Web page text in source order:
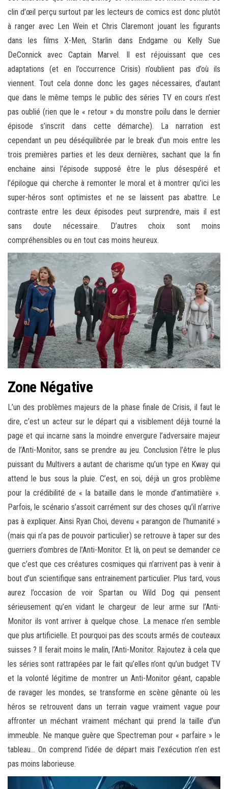
clin d’œil perçu surtout par les lecteurs de comics est donc plutôt
à ranger avec Len Wein et Chris Claremont jouant les figurants
dans les films X-Men, Starlin dans Endgame ou Kelly Sue
DeConnick avec Captain Marvel. Il est réjouissant que ces
adaptations (et en l’occurrence Crisis) n’oublient pas d’où ils
viennent. Tout cela donne donc les gages nécessaires, d’autant
que dans le même temps le public des séries TV en cours n’est
pas oublié (rien que le « retour » du monstre poilu dans le dernier
épisode s’inscrit dans cette démarche). La narration est
cependant un peu déséquilibrée par le break d’un mois entre les
trois premières parties et les deux dernières, sachant que la fin
enchaine ainsi l’épisode supposé être le plus désespéré et
l’épilogue qui cherche à remonter le moral et à montrer qu’ici les
super-héros sont optimistes et ne se laissent pas abattre. Le
contraste entre les deux épisodes peut surprendre, mais il est
sans doute nécessaire. D’autres choix sont moins
compréhensibles ou en tout cas moins heureux.
Zone Négative
L’un des problèmes majeurs de la phase finale de Crisis, il faut le
dire, c’est un acteur sur le départ qui a visiblement déjà tourné la
page et qui incarne sans la moindre envergure l’adversaire majeur
de l’Anti-Monitor, sans se prendre au jeu. Conclusion l’être le plus
puissant du Multivers a autant de charisme qu’un type en Kway qui
attend le bus sous la pluie. C’est, en soi, déjà un gros problème
pour la crédibilité de « la bataille dans le monde d’antimatière ».
Parfois, le scénario s’assoit carrément sur des choses qu’il n’arrive
pas à expliquer. Ainsi Ryan Choi, devenu « parangon de l’humanité »
(mais qui n’a pas de pouvoir particulier) se retrouve à taper sur des
guerriers d’ombres de l’Anti-Monitor. Et là, on peut se demander ce
que c’est que ces créatures cosmiques qui n’arrivent pas à venir à
bout d’un scientifique sans entrainement particulier. Plus tard, vous
aurez l’occasion de voir Spartan ou Wild Dog qui pensent
sérieusement qu’en vidant le chargeur de leur arme sur l’Anti-
Monitor ils vont arriver à quelque chose. La menace n’en semble
que plus artificielle. Et pourquoi pas des scouts armés de couteaux
suisses ? Il ferait moins le malin, l’Anti-Monitor. Rajoutez à cela que
les séries sont rattrapées par le fait qu’elles n’ont qu’un budget TV
et la volonté légitime de montrer un Anti-Monitor géant, capable
de ravager les mondes, se transforme en scène gênante où les
héros se retrouvent dans un terrain vague vraiment vague pour
affronter un méchant vraiment méchant qui prend la taille d’un
immeuble. Ne manque guère que Spectreman pour « parfaire » le
tableau… On comprend l’idée de départ mais l’exécution n’en est
pas moins laborieuse.